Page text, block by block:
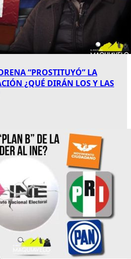
“PROSTITUYÓ” LA
¿QUÉ DIRÁN LOS Y LAS